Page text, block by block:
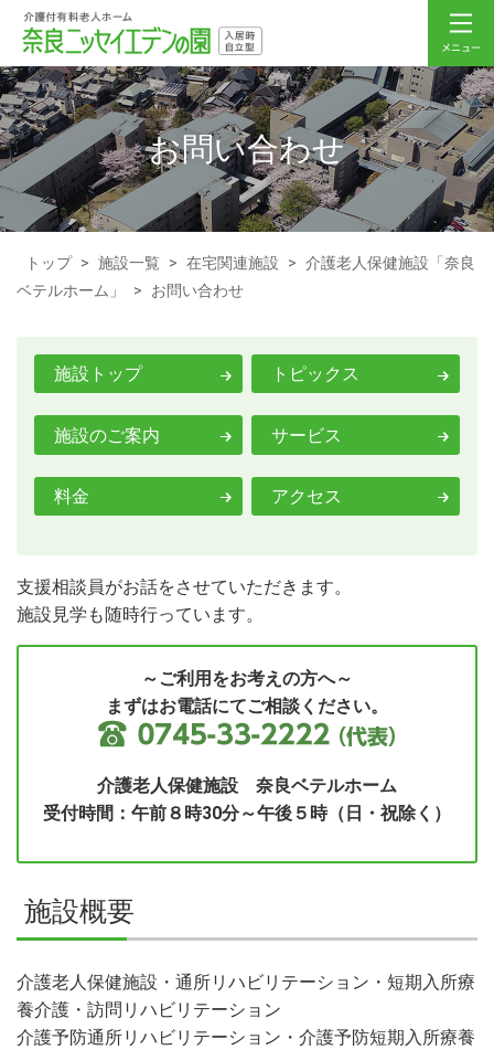
お問い合わせ
トップ > 施設一覧 > 在宅関連施設 > 介護老人保健施設「奈良
ベテルホーム」
> お問い合わせ
施設トップ トピックス
施設のご案内 サービス
料金 アクセス
支援相談員がお話をさせていただきます。
施設見学も随時行っています。
～ご利用をお考えの方へ～
まずはお電話にてご相談ください。
介護老人保健施設 奈良ベテルホーム
受付時間：午前８時30分～午後５時（日・祝除く）
施設概要
介護老人保健施設・通所リハビリテーション・短期入所療
養介護・訪問リハビリテーション
介護予防通所リハビリテーション・介護予防短期入所療養